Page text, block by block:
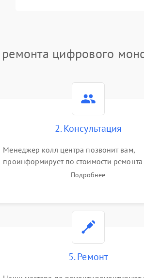
цифрового
2. Консультация
Менеджер колл центра позвонит вам,
проинформирует по стоимости ремонта
цифрового монокуляра а также ответит
Подробнее
5. Ремонт